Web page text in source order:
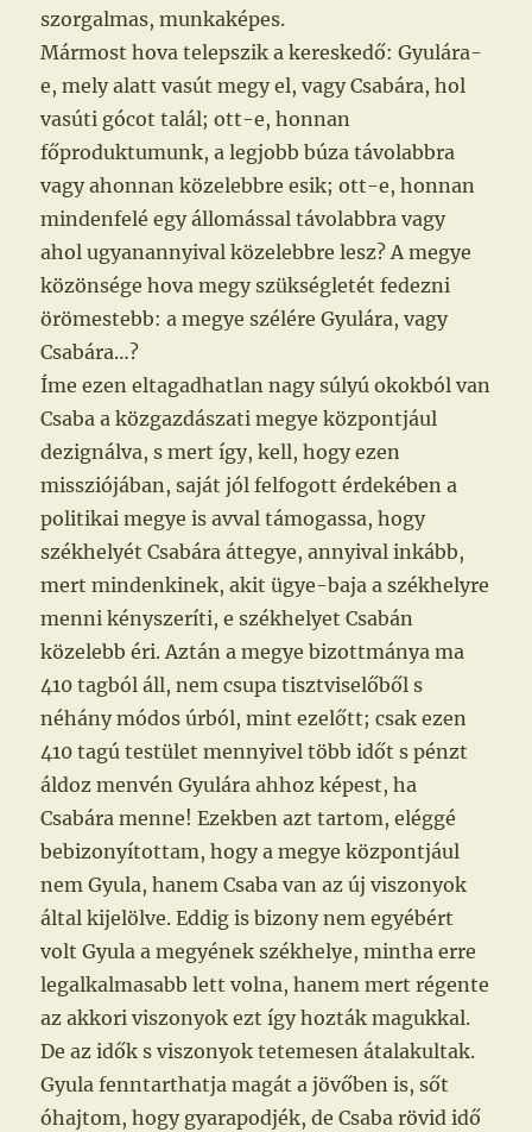
szorgalmas, munkaképes.
Mármost hova telepszik a kereskedő: Gyulára-
e, mely alatt vasút megy el, vagy Csabára, hol
vasúti gócot talál; ott-e, honnan
főproduktumunk, a legjobb búza távolabbra
vagy ahonnan közelebbre esik; ott-e, honnan
mindenfelé egy állomással távolabbra vagy
ahol ugyanannyival közelebbre lesz? A megye
közönsége hova megy szükségletét fedezni
örömestebb: a megye szélére Gyulára, vagy
Csabára…?
Íme ezen eltagadhatlan nagy súlyú okokból van
Csaba a közgazdászati megye központjául
dezignálva, s mert így, kell, hogy ezen
missziójában, saját jól felfogott érdekében a
politikai megye is avval támogassa, hogy
székhelyét Csabára áttegye, annyival inkább,
mert mindenkinek, akit ügye-baja a székhelyre
menni kényszeríti, e székhelyet Csabán
közelebb éri. Aztán a megye bizottmánya ma
410 tagból áll, nem csupa tisztviselőből s
néhány módos úrból, mint ezelőtt; csak ezen
410 tagú testület mennyivel több időt s pénzt
áldoz menvén Gyulára ahhoz képest, ha
Csabára menne! Ezekben azt tartom, eléggé
bebizonyítottam, hogy a megye központjául
nem Gyula, hanem Csaba van az új viszonyok
által kijelölve. Eddig is bizony nem egyébért
volt Gyula a megyének székhelye, mintha erre
legalkalmasabb lett volna, hanem mert régente
az akkori viszonyok ezt így hozták magukkal.
De az idők s viszonyok tetemesen átalakultak.
Gyula fenntarthatja magát a jövőben is, sőt
óhajtom, hogy gyarapodjék, de Csaba rövid idő